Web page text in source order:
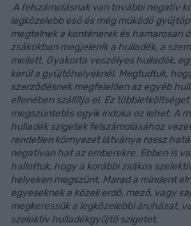
A felszámolásnak van további negatív
legközelebb eső és még működő
megtelnek a konténerek és hamarosan
zsákokban megjelenik a hulladék, a
mellett. Gyakorta veszélyes hulladék,
kerül a gyűjtőhelyeknél. Megtudtuk,
szerződésnek megfelelően az egyéb
ellenében szállítja el. Ez
megszüntetés egyik indoka ez lehet. A
hulladék szigetek felszámolásához
rendetlen környezet látványa rossz
negatívan hat az emberekre. Ebben is
hallottuk, hogy a korábbi zsákos
helyeken megszűnt. Marad a mindent
egyeseknek a közeli erdő, mező, vagy
megkeressük a legközelebbi áruházat,
szelektív hulladékgyűjtő szigetet.